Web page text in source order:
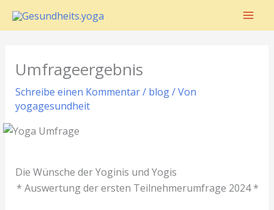
Inhalt
Umfrageergebnis
Schreibe einen Kommentar/ blog/ Von
yogagesundheit
Die Wünsche der Yoginis und Yogis
* Auswertung der ersten Teilnehmerumfrage 2024 *